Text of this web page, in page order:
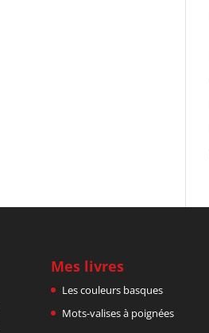
Mes livres
Les couleurs basques
Mots-valises à poignées